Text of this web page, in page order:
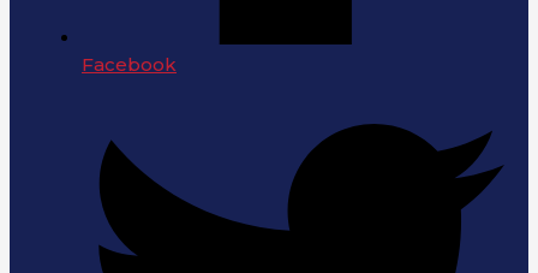
Facebook